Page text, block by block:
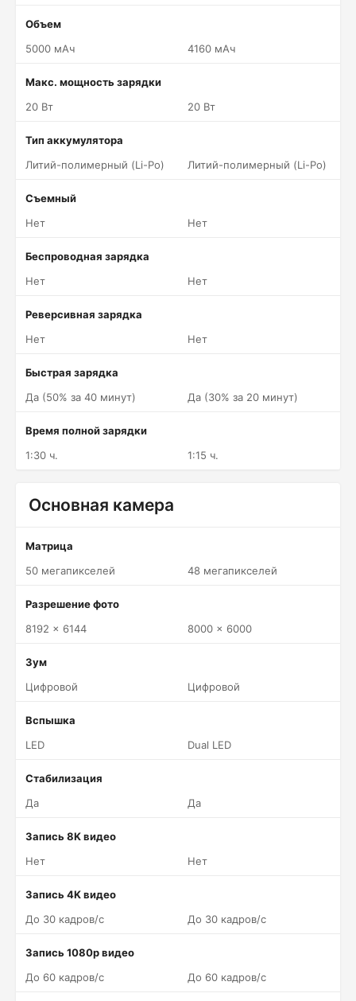
Объем
5000 мАч
4160 мАч
Макс. мощность зарядки
20 Вт
20 Вт
Тип аккумулятора
Литий-полимерный (Li-Po)
Литий-полимерный (Li-Po)
Съемный
Нет
Нет
Беспроводная зарядка
Нет
Нет
Реверсивная зарядка
Нет
Нет
Быстрая зарядка
Да (50% за 40 минут)
Да (30% за 20 минут)
Время полной зарядки
1:30 ч.
1:15 ч.
Основная камера
Матрица
50 мегапикселей
48 мегапикселей
Разрешение фото
8192 x 6144
8000 x 6000
Зум
Цифровой
Цифровой
Вспышка
LED
Dual LED
Стабилизация
Да
Да
Запись 8K видео
Нет
Нет
Запись 4K видео
До 30 кадров/c
До 30 кадров/c
Запись 1080p видео
До 60 кадров/c
До 60 кадров/c